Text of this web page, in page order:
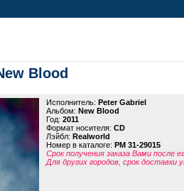
Blood
Исполнитель: Peter Gabriel
Альбом: New Blood
Год: 2011
Формат носителя: CD
Лэйбл: Realworld
Номер в каталоге: PM 31-29015
Срок получения заказа Вами после
Для других городов, срок доставки